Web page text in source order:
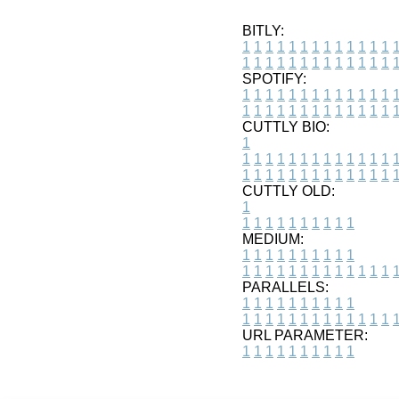
BITLY:
1 1 1 1 1 1 1 1 1 1 1 1 1 1
1 1 1 1 1 1 1 1 1 1 1 1 1 1
SPOTIFY:
1 1 1 1 1 1 1 1 1 1 1 1 1 1
1 1 1 1 1 1 1 1 1 1 1 1 1 1
CUTTLY BIO:
1
1 1 1 1 1 1 1 1 1 1 1 1 1 1
1 1 1 1 1 1 1 1 1 1 1 1 1 1
CUTTLY OLD:
1
1 1 1 1 1 1 1 1 1 1
MEDIUM:
1 1 1 1 1 1 1 1 1 1
1 1 1 1 1 1 1 1 1 1 1 1 1 1
PARALLELS:
1 1 1 1 1 1 1 1 1 1
1 1 1 1 1 1 1 1 1 1 1 1 1 1
URL PARAMETER:
1 1 1 1 1 1 1 1 1 1